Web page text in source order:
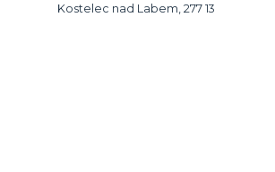
Kostelec nad Labem, 277 13